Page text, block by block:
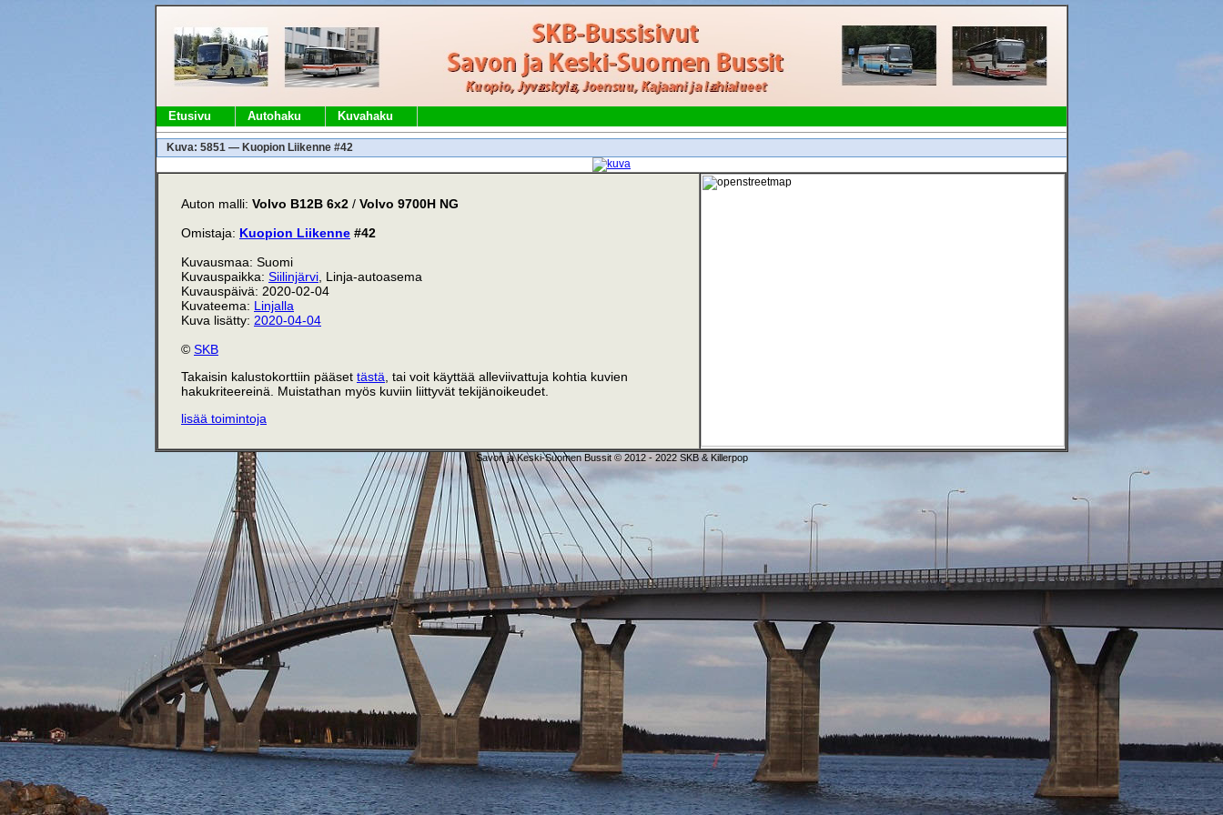
Etusivu Autohaku Kuvahaku
Kuva: 5851 — Kuopion Liikenne #42
Auton malli: Volvo B12B 6x2 / Volvo 9700H NG
Omistaja: Kuopion Liikenne #42
Kuvausmaa: Suomi
Kuvauspaikka: Siilinjärvi , Linja-autoasema
Kuvauspäivä: 2020-02-04
Kuvateema: Linjalla
Kuva lisätty: 2020-04-04
© SKB
Takaisin kalustokorttiin pääset tästä , tai voit käyttää alleviivattuja kohtia kuvien
hakukriteereinä. Muistathan myös kuviin liittyvät tekijänoikeudet.
lisää toimintoja
Savon ja Keski-Suomen Bussit © 2012 - 2022 SKB & Killerpop